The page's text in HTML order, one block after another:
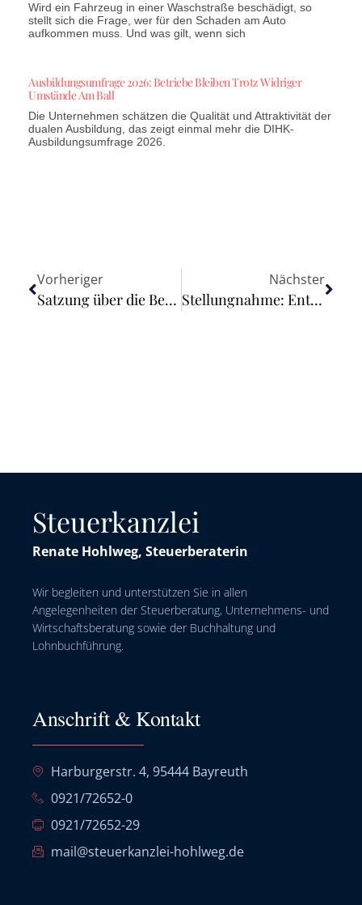
Wird ein Fahrzeug in einer Waschstraße beschädigt, so
stellt sich die Frage, wer für den Schaden am Auto
aufkommen muss. Und was gilt, wenn sich
Ausbildungsumfrage 2026: Betriebe Bleiben Trotz Widriger
Umstände Am Ball
Die Unternehmen schätzen die Qualität und Attraktivität der
dualen Ausbildung, das zeigt einmal mehr die DIHK-
Ausbildungsumfrage 2026.
Vorheriger
Satzung über die Bezuschussung von Kindertagesstätten ist unwirksam
Nächster
Stellungnahme: Entwurf eines Abschnitts zur Einbeziehung von Konzernabschlussprüfungen in den vorgeschlagenen Prüfungsstandard für weniger komplexe Unternehmen (ISA for LCE)
Steuerkanzlei
Renate Hohlweg, Steuerberaterin
Wir begleiten und unterstützen Sie in allen
Angelegenheiten der Steuerberatung, Unternehmens- und
Wirtschaftsberatung sowie der Buchhaltung und
Lohnbuchführung.
Anschrift & Kontakt
Harburgerstr. 4, 95444 Bayreuth
0921/72652-0
0921/72652-29
mail@steuerkanzlei-hohlweg.de